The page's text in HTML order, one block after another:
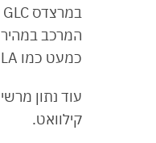
כמעט כמו GLA.
קילוואט.